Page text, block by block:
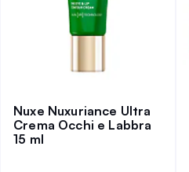
Nuxe Nuxuriance Ultra
Crema Occhi e Labbra
15 ml